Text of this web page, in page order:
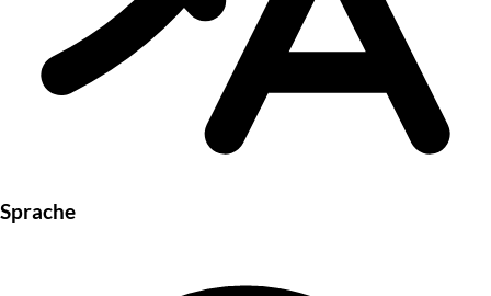
Sprache